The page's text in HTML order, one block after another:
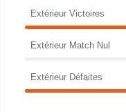
Extérieur Victoires
Extérieur Match Nul
Extérieur Défaites